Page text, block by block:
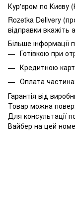
Кур'єром по Києву
Rozetka Delivery
відправки вкажіть
Більше інформації
Готівкою при
Кредитною
Оплата
Гарантія від
Товар можна
Для консультації
Вайбер на цей